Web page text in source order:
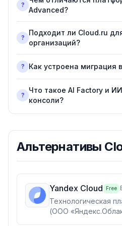
?
Advanced?
?
Подходит ли Cloud.ru
организаций?
? Как устроена миграция
?
Что такое AI Factory и
консоли?
Альтернативы
Yandex Cloud Free
Технологическая
(ООО